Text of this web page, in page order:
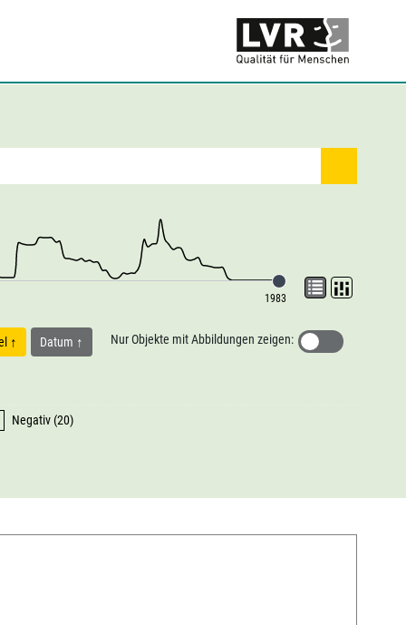
1983
Datum Nur Objekte mit Abbildungen zeigen:
Negativ (20)